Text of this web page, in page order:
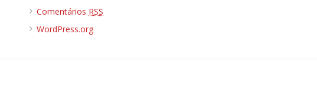
Comentários RSS
WordPress.org